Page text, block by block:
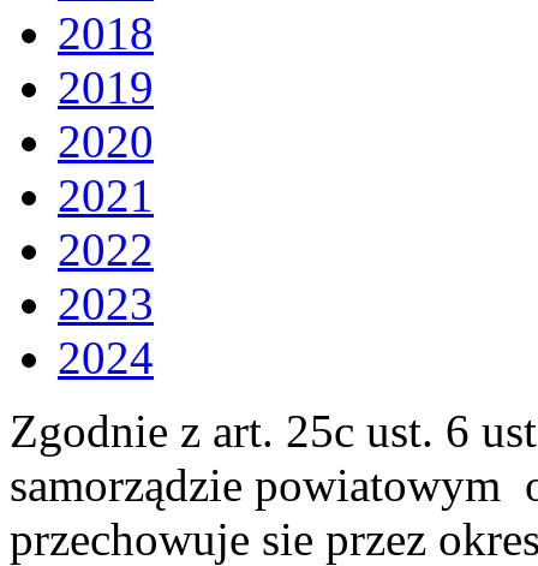
2018
2019
2020
2021
2022
2023
2024
Zgodnie z art. 25c ust. 6
samorządzie powiatowym
przechowuje sie przez